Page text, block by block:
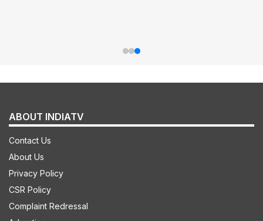
ABOUT INDIATV
Contact Us
About Us
Privacy Policy
CSR Policy
Complaint Redressal